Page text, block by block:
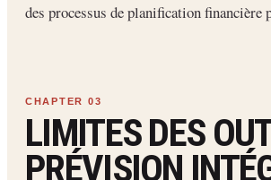
des processus de planification financière
LIMITES DES
PRÉVISION